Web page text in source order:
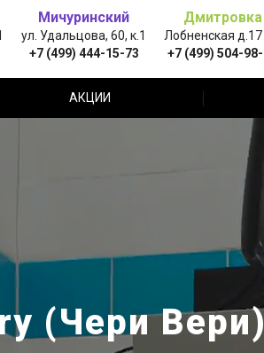
Мичуринский
ул. Удальцова, 60, к.1
+7 (499) 444-15-73
Дмитровка
Лобненская д.17
+7 (499) 504-
АКЦИИ
(Чери